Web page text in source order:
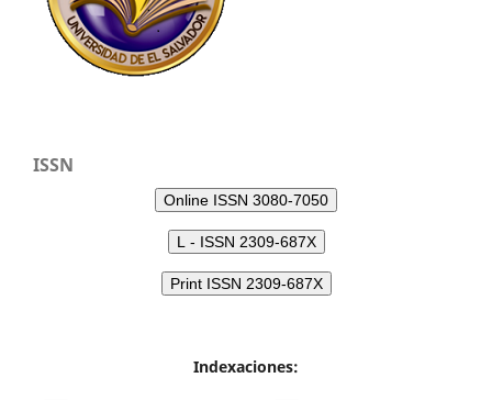
ISSN
Online ISSN 3080-7050
L - ISSN 2309-687X
Print ISSN 2309-687X
Indexaciones: